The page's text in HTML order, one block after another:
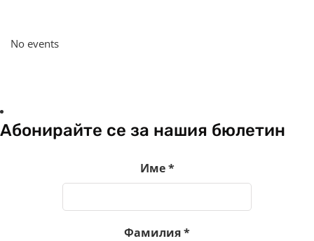
No events
Абонирайте се за нашия бюлетин
Име*
Фамилия*